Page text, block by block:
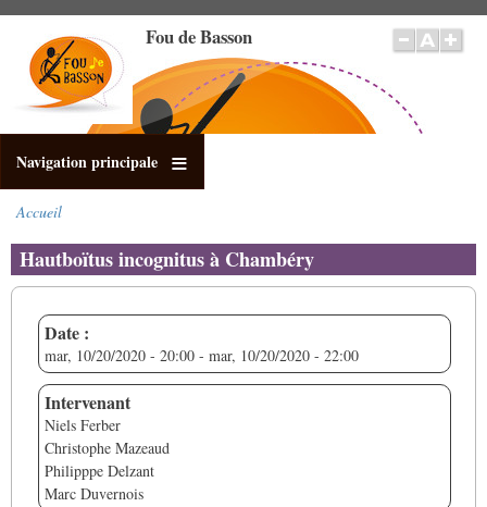
contenu
principal
Fou de Basson
Navigation principale
d'Ariane
Accueil
Hautboïtus incognitus à Chambéry
Date :
mar, 10/20/2020 - 20:00 - mar, 10/20/2020 - 22:00
Intervenant
Niels Ferber
Christophe Mazeaud
Philipppe Delzant
Marc Duvernois